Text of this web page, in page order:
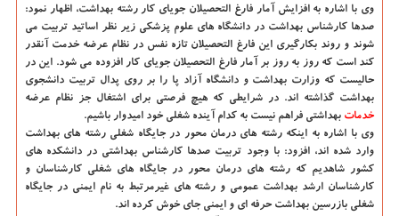
وی با اشاره به افزایش آمار فارغ التحصیلان جویای كار رشته بهداشت، اظهار نمود:
صدها كارشناس بهداشت در دانشگاه های علوم پزشكی زیر نظر اساتید تربیت می
شوند و روند بكارگیری این فارغ التحصیلان تازه نفس در نظام عرضه خدمت آنقدر
كند است كه روز به روز بر آمار فارغ التحصیلان جویای كار افزوده می شود. این در
حالیست كه وزارت بهداشت و دانشگاه آزاد پا را بر روی پدال تربیت دانشجوی
بهداشت گذاشته اند. در شرایطی كه هیچ فرصتی برای اشتغال جز نظام عرضه
خدمات بهداشتی فراهم نیست به كدام آینده شغلی خود امیدوار باشیم.
وی با اشاره به اینكه رشته های درمان محور در جایگاه شغلی رشته های بهداشت
وارد شده اند، افزود: با وجود تربیت صدها كارشناس بهداشتی در دانشكده های
كشور شاهدیم كه رشته های درمان محور در جایگاه های شغلی كارشناسان و
كارشناسان ارشد بهداشت عمومی و رشته های غیرمرتبط به نام ایمنی در جایگاه
شغلی بازرسین بهداشت حرفه ای و ایمنی جای خوش كرده اند.